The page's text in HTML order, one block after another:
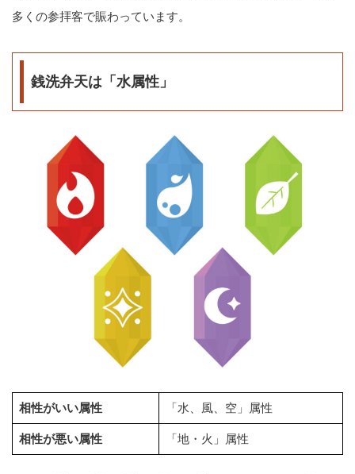
多くの参拝客で賑わっています。
銭洗弁天は「水属性」
相性がいい属性 「水、風、空」属性
相性が悪い属性 「地・火」属性